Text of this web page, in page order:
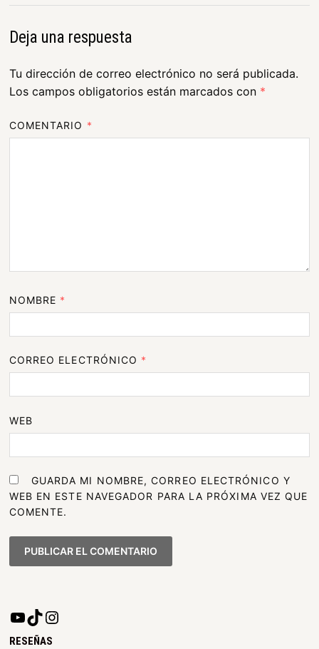
Deja una respuesta
Tu dirección de correo electrónico no será publicada.
Los campos obligatorios están marcados con *
COMENTARIO *
NOMBRE *
CORREO ELECTRÓNICO *
WEB
GUARDA MI NOMBRE, CORREO ELECTRÓNICO Y
WEB EN ESTE NAVEGADOR PARA LA PRÓXIMA VEZ QUE
COMENTE.
RESEÑAS